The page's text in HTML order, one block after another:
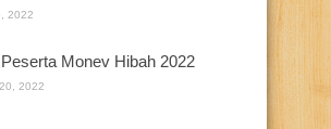
2022
Monev Hibah 2022
2022